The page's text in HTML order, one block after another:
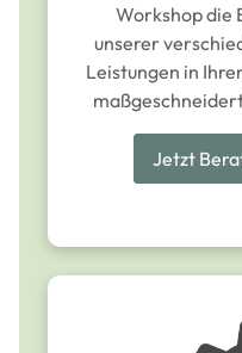
Workshop die
unserer
Leistungen in
Jetzt